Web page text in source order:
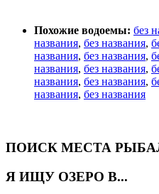
Похожие водоемы: без
названия, без названия,
названия, без названия,
названия, без названия,
названия, без названия,
названия, без названия
ПОИСК МЕСТА
Я ИЩУ ОЗЕРО В...